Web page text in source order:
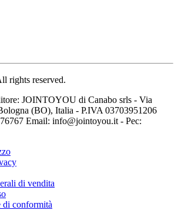
rights reserved.
JOINTOYOU di Canabo srls - Via
(BO), Italia - P.IVA 03703951206
Email: info@jointoyou.it - Pec:
di vendita
di conformità